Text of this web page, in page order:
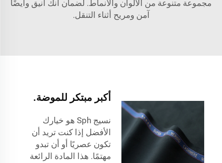
مجموعة متنوعة من الألوان والأنماط. لضمان أنك أنيق وأيضًا
آمن ومريح أثناء التنقل.
أكبر مبتكر للموضة.
نسيج Sph هو خيارك
الأفضل إذا كنت تريد أن
تكون عصريًا أو أن تبدو
مهتمًا. هذا المادة الرائعة